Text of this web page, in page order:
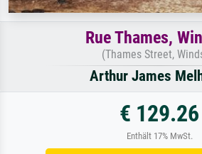
Rue Thames,
(Thames Street,
Arthur James
€ 129.26
Enthält 17% MwSt.